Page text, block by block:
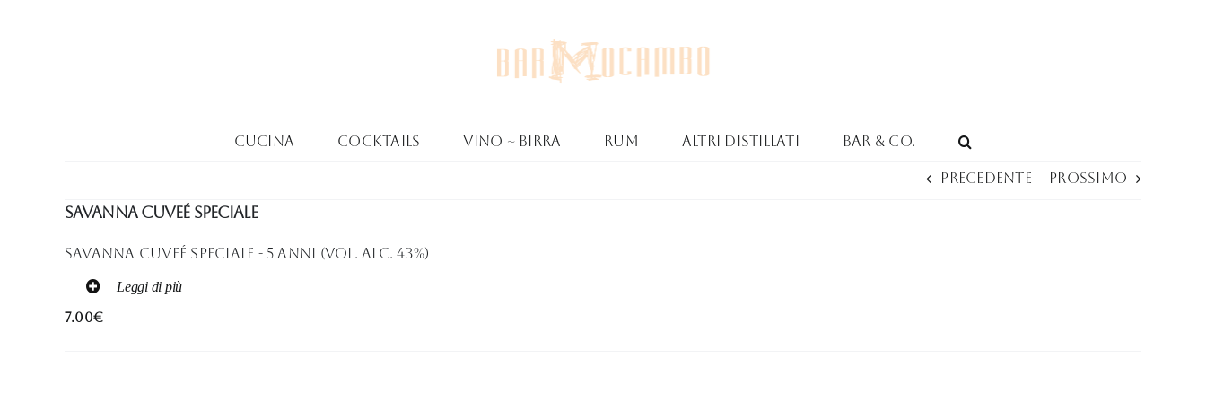
Cucina Cocktails Vino ~ Birra Rum Altri Distillati Bar & Co.
Precedente Prossimo
Savanna Cuveé Speciale
7.00€
Savanna Cuveé Speciale - 5 Anni (Vol. Alc. 43%)
Leggi di più